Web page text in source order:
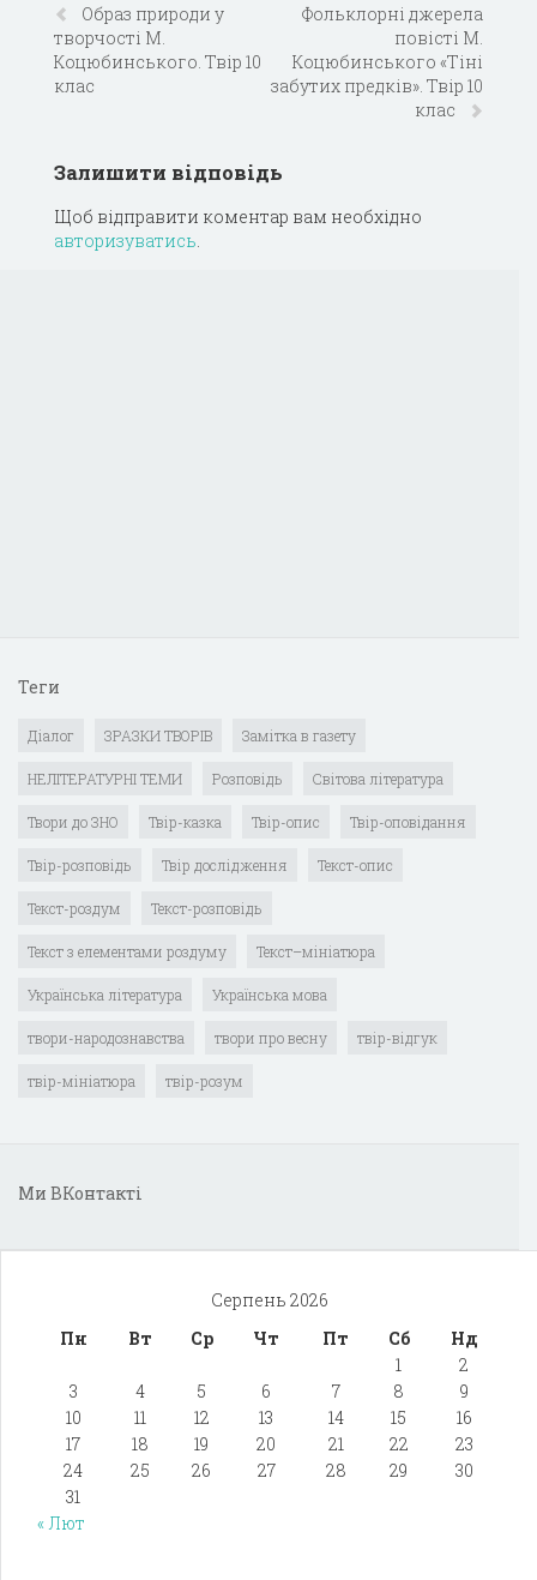
Образ природи у
творчості М.
Коцюбинського. Твір 10
клас
Фольклорні джерела
повісті М.
Коцюбинського «Тіні
забутих предків». Твір 10
клас
Залишити відповідь
Щоб відправити коментар вам необхідно
авторизуватись.
Теги
Діалог ЗРАЗКИ ТВОРІВ Замітка в газету
НЕЛІТЕРАТУРНІ ТЕМИ Розповідь Світова література
Твори до ЗНО Твір-казка Твір-опис Твір-оповідання
Твір-розповідь Твір дослідження Текст-опис
Текст-роздум Текст-розповідь
Текст з елементами роздуму Текст–мініатюра
Українська література Українська мова
твори-народознавства твори про весну твір-відгук
твір-мініатюра твір-розум
Ми ВКонтакті
Серпень 2026
Пн
Вт Ср Чт Пт Сб
Нд
1
2
3
4 5 6 7 8
9
10
11 12 13 14 15
16
17
18 19 20 21 22
23
24
25 26 27 28 29
30
31
« Лют